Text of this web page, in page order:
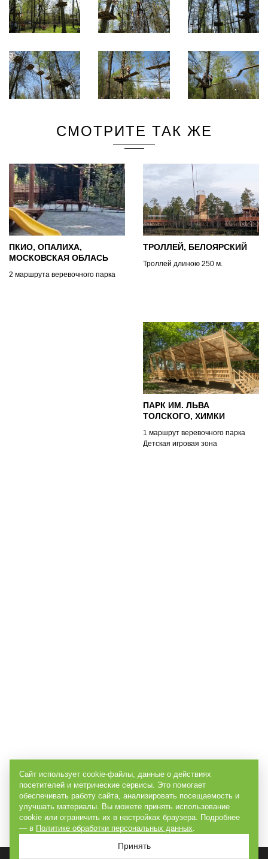
СМОТРИТЕ ТАК ЖЕ
ПКИО, ОПАЛИХА,
МОСКОВСКАЯ ОБЛАСЬ
2 маршрута веревочного парка
ТРОЛЛЕЙ, БЕЛОЯРСКИЙ
Троллей длиною 250 м.
ПАРК ИМ. ЛЬВА
ТОЛСКОГО, ХИМКИ
1 маршрут веревочного парка
Детская игровая зона
Сайт использует cookie-файлы, данные о действиях
посетителей и метрические сервисы. Это помогает
обеспечивать работу сайта, анализировать посещаемость и
улучшать материалы. Вы можете принять использование
cookie или ограничить их в настройках браузера. Подробнее
— в Политике обработки персональных данных.
Принять